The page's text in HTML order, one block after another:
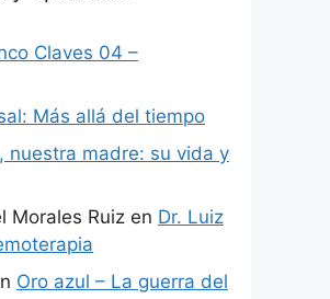
Claves 04 –
Más allá del tiempo
nuestra madre: su vida y
Morales Ruiz en Dr. Luiz
Oro azul – La guerra del